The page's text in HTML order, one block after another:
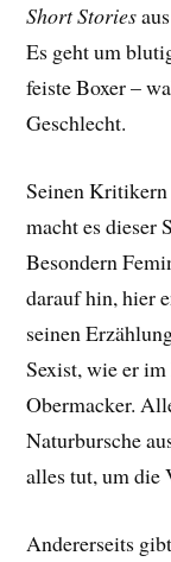
Short Stories
Es geht um
feiste Boxer –
Geschlecht.
Seinen
macht es dieser
Besondern
darauf hin, hier
seinen
Sexist, wie er
Obermacker.
Naturbursche
alles tut, um die
Andererseits